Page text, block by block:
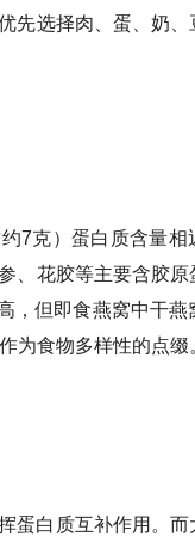
先选择肉、蛋、奶、
7克）蛋白质含量相
、花胶等主要含胶原
，但即食燕窝中干燕
为食物多样性的点缀
蛋白质互补作用。而